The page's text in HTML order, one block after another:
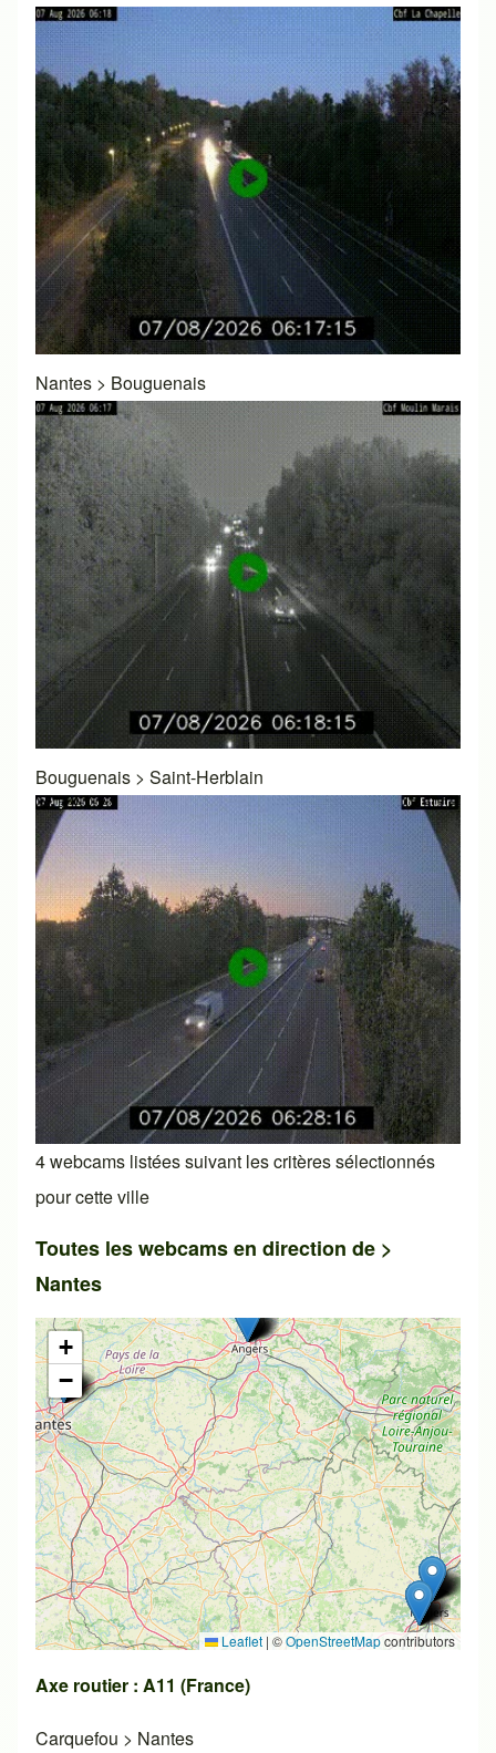
Nantes > Bouguenais
Bouguenais > Saint-Herblain
4 webcams listées suivant les critères sélectionnés
pour cette ville
Toutes les webcams en direction de >
Nantes
+
−
Leaflet | ©OpenStreetMapcontributors
Axe routier : A11 (France)
Carquefou > Nantes